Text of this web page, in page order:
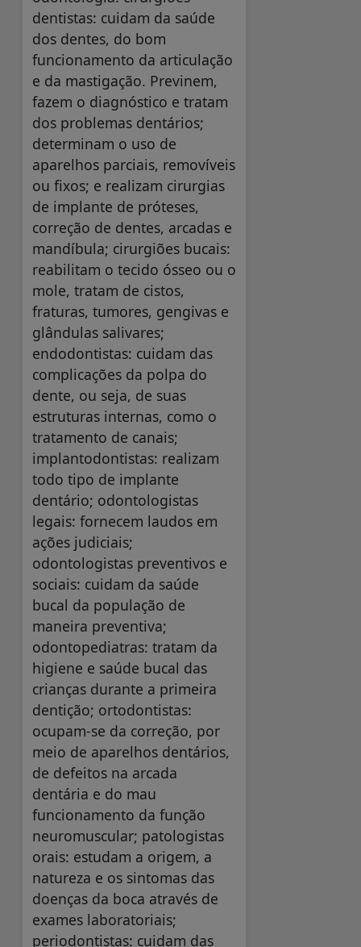
dentistas: cuidam da saúde
dos dentes, do bom
funcionamento da articulação
e da mastigação. Previnem,
fazem o diagnóstico e tratam
dos problemas dentários;
determinam o uso de
aparelhos parciais, removíveis
ou fixos; e realizam cirurgias
de implante de próteses,
correção de dentes, arcadas e
mandíbula; cirurgiões bucais:
reabilitam o tecido ósseo ou o
mole, tratam de cistos,
fraturas, tumores, gengivas e
glândulas salivares;
endodontistas: cuidam das
complicações da polpa do
dente, ou seja, de suas
estruturas internas, como o
tratamento de canais;
implantodontistas: realizam
todo tipo de implante
dentário; odontologistas
legais: fornecem laudos em
ações judiciais;
odontologistas preventivos e
sociais: cuidam da saúde
bucal da população de
maneira preventiva;
odontopediatras: tratam da
higiene e saúde bucal das
crianças durante a primeira
dentição; ortodontistas:
ocupam-se da correção, por
meio de aparelhos dentários,
de defeitos na arcada
dentária e do mau
funcionamento da função
neuromuscular; patologistas
orais: estudam a origem, a
natureza e os sintomas das
doenças da boca através de
exames laboratoriais;
periodontistas: cuidam das